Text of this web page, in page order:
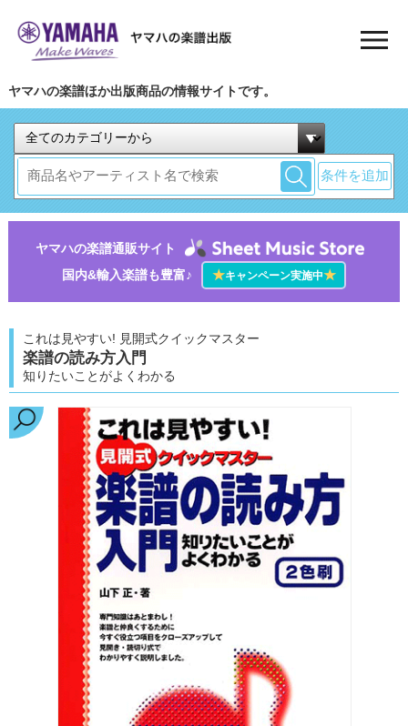
ヤマハの楽譜ほか出版商品の情報サイトです。
条件を追加
ヤマハの楽譜通販サイト
国内&輸入楽譜も豊富♪
★キャンペーン実施中★
これは見やすい! 見開式クイックマスター
楽譜の読み方入門
知りたいことがよくわかる